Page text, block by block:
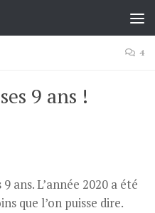
4
9 ans !
ans. L’année 2020 a été
que l’on puisse dire.